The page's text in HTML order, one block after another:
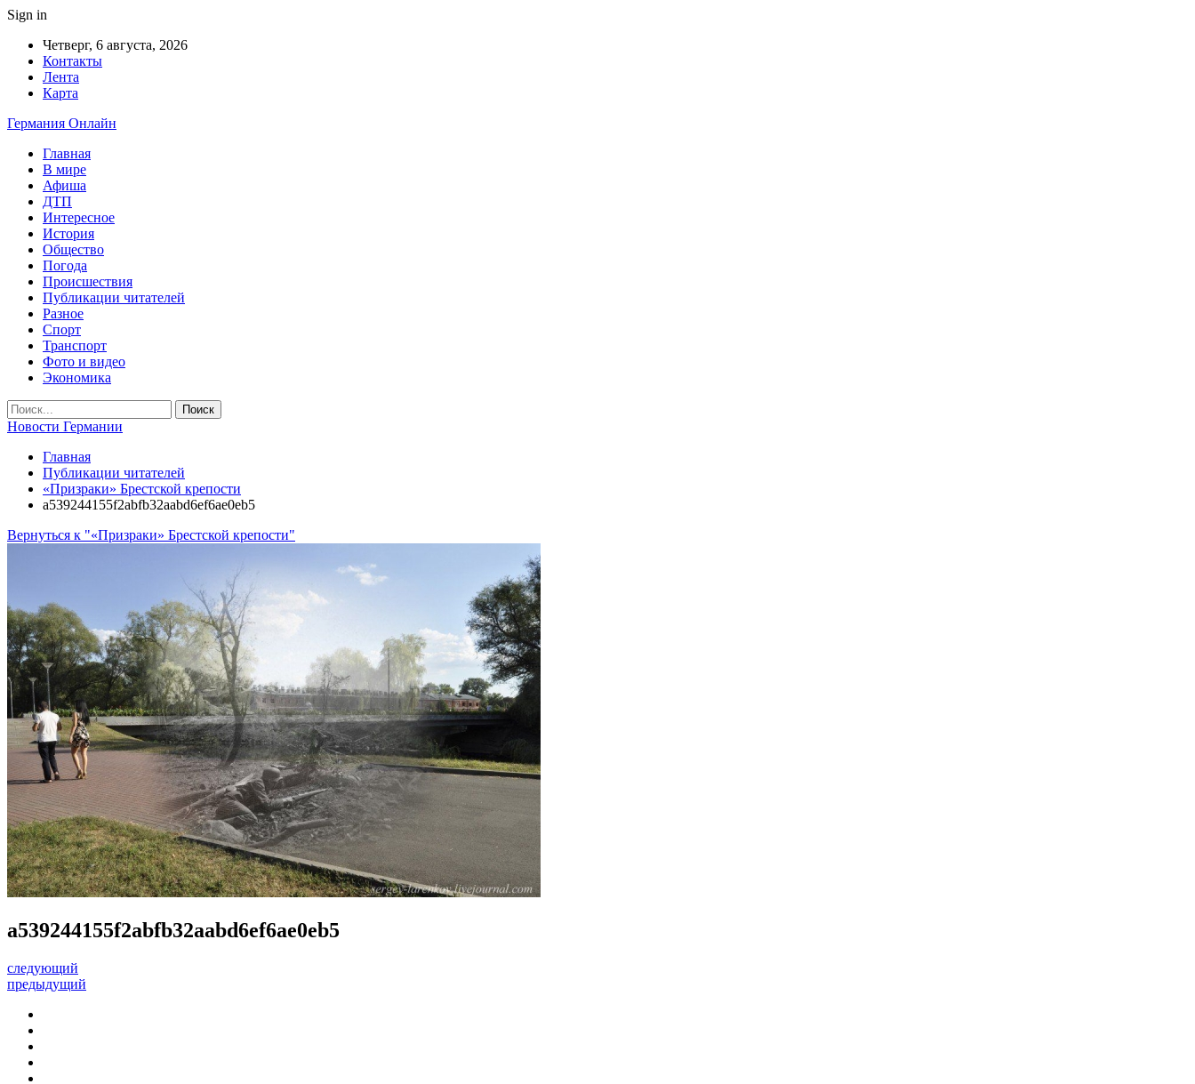
Sign in
Четверг, 6 августа, 2026
Контакты
Лента
Карта
Германия Онлайн
Главная
В мире
Афиша
ДТП
Интересное
История
Общество
Погода
Происшествия
Публикации читателей
Разное
Спорт
Транспорт
Фото и видео
Экономика
Новости Германии
Главная
Публикации читателей
«Призраки» Брестской крепости
a539244155f2abfb32aabd6ef6ae0eb5
Вернуться к "«Призраки» Брестской крепости"
a539244155f2abfb32aabd6ef6ae0eb5
следующий
предыдущий